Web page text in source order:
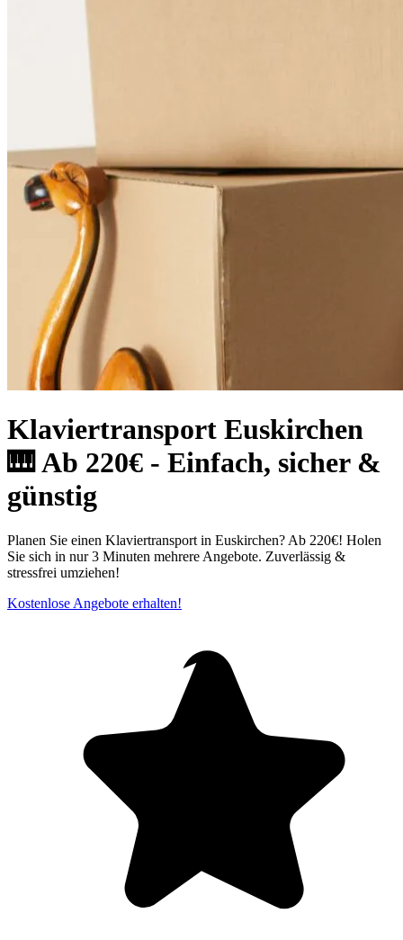
Klaviertransport Euskirchen
🎹 Ab 220€ - Einfach, sicher &
günstig
Planen Sie einen Klaviertransport in Euskirchen? Ab 220€! Holen
Sie sich in nur 3 Minuten mehrere Angebote. Zuverlässig &
stressfrei umziehen!
Kostenlose Angebote erhalten!